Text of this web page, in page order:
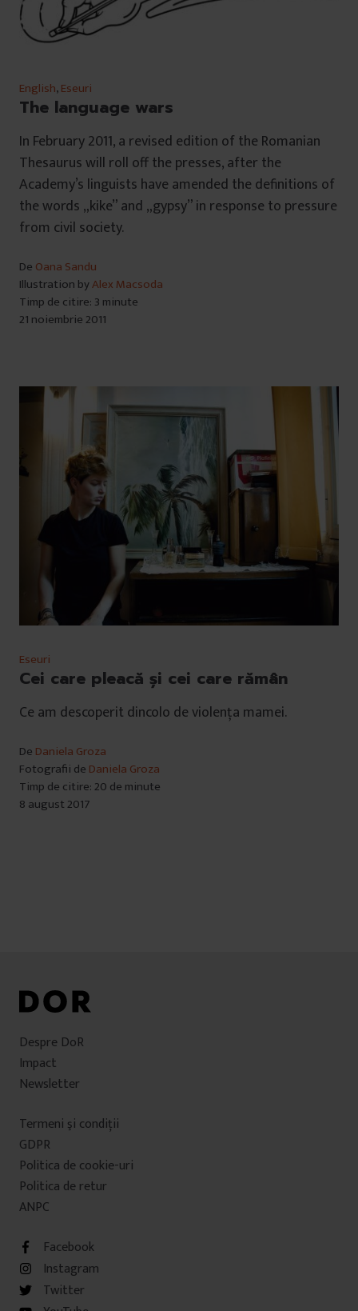
English,Eseuri
The language wars
In February 2011, a revised edition of the Romanian
Thesaurus will roll off the presses, after the
Academy’s linguists have amended the definitions of
the words „kike” and „gypsy” in response to pressure
from civil society.
De Oana Sandu
Illustration byAlex Macsoda
Timp de citire: 3 minute
21 noiembrie 2011
Eseuri
Cei care pleacă și cei care rămân
Ce am descoperit dincolo de violența mamei.
De Daniela Groza
Fotografii de Daniela Groza
Timp de citire: 20 de minute
8 august 2017
Despre DoR
Impact
Newsletter
Termeni şi condiţii
GDPR
Politica de cookie-uri
Politica de retur
ANPC
Facebook
Instagram
Twitter